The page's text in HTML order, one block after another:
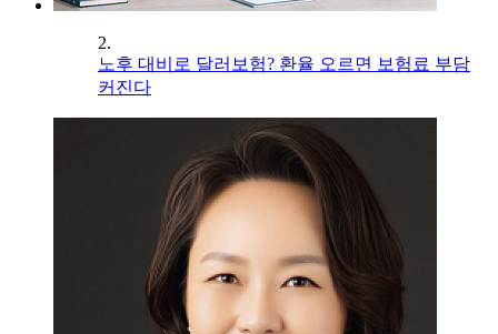
2.
노후 대비로 달러보험? 환율 오르면 보험료 부담
커진다